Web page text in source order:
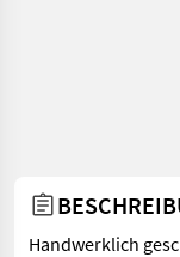
Handwerklich